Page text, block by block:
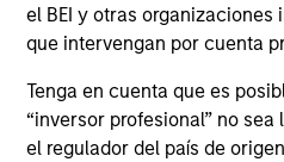
el BEI y otras
que intervengan por cuenta
Tenga en cuenta que es
“inversor profesional” no
el regulador del país de
All investing involves risks,
Please refer to the strategy
information on the strategy,
considerations.